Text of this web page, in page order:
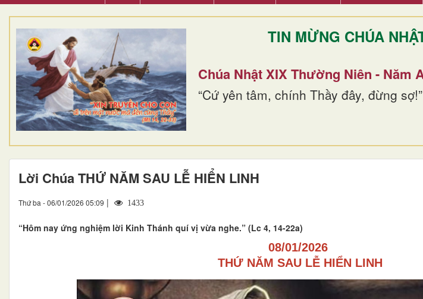
TIN MỪNG CHÚA
Chúa Nhật XIX Thường Niên - Năm
“Cứ yên tâm, chính Thầy đây, đừng
Lời Chúa THỨ NĂM SAU LỄ HIỂN LINH
Thứ ba - 06/01/2026 05:09 | 1433
“Hôm nay ứng nghiệm lời Kinh Thánh quí vị vừa nghe.” (Lc 4, 14-22a)
08/01/2026
THỨ NĂM SAU LỄ HIỂN LINH